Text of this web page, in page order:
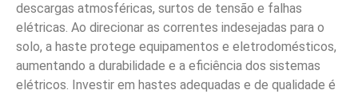
descargas atmosféricas, surtos de tensão e falhas
elétricas. Ao direcionar as correntes indesejadas para o
solo, a haste protege equipamentos e eletrodomésticos,
aumentando a durabilidade e a eficiência dos sistemas
elétricos. Investir em hastes adequadas e de qualidade é